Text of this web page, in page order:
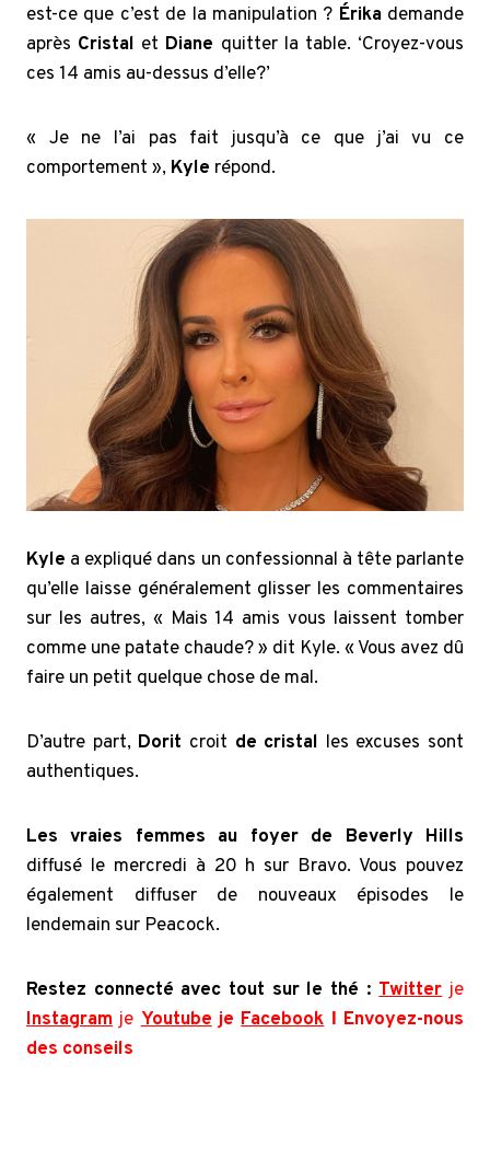
est-ce que c’est de la manipulation ? Érikademande
après Cristal et Diane quitter la table. ‘Croyez-vous
ces 14 amis au-dessus d’elle?’
« Je ne l’ai pas fait jusqu’à ce que j’ai vu ce
comportement », Kyle répond.
Kyle a expliqué dans un confessionnal à tête parlante
qu’elle laisse généralement glisser les commentaires
sur les autres, « Mais 14 amis vous laissent tomber
comme une patate chaude? » dit Kyle. « Vous avez dû
faire un petit quelque chose de mal.
D’autre part, Dorit croit de cristal les excuses sont
authentiques.
Les vraies femmes au foyer de Beverly Hills
diffusé le mercredi à 20 h sur Bravo. Vous pouvez
également diffuser de nouveaux épisodes le
lendemain sur Peacock.
Restez connecté avec tout sur le thé : Twitter je
Instagram jeYoutubejeFacebookΙ Envoyez-nous
des conseils